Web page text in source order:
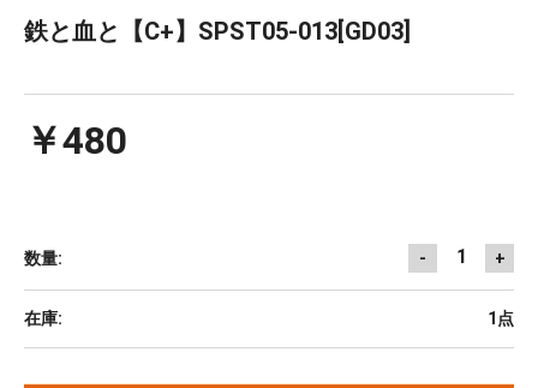
鉄と血と【C+】SPST05-013[GD03]
￥480
数量: - 1 +
在庫: 1点